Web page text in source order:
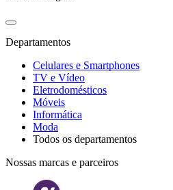
Departamentos
Celulares e Smartphones
TV e Vídeo
Eletrodomésticos
Móveis
Informática
Moda
Todos os departamentos
Nossas marcas e parceiros